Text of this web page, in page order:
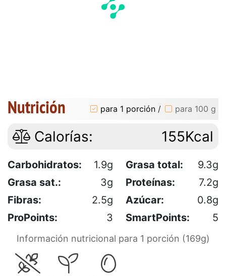
Nutrición para 1 porción / para 100 g
Calorías: 155Kcal
Carbohidratos: 1.9g Grasa total:
9.3g
Grasa sat.:
3g Proteínas:
7.2g
Fibras:
2.5g Azúcar:
0.8g
ProPoints:
3 SmartPoints: 5
Información nutricional para 1 porción (169g)